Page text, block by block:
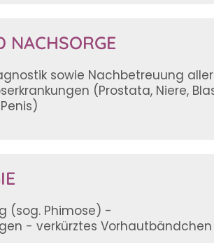
NACHSORGE
sowie Nachbetreuung aller
(Prostata, Niere,
(sog. Phimose) -
- verkürztes Vorhautbändchen